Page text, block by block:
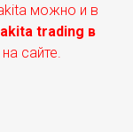
можно и в
trading в
сайте.